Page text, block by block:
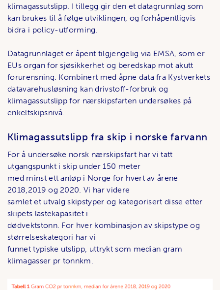
klimagassutslipp. I tillegg gir den et datagrunnlag som
kan brukes til å følge utviklingen, og forhåpentligvis
bidra i policy-utforming.
Datagrunnlaget er åpent tilgjengelig via EMSA, som er
EUs organ for sjøsikkerhet og beredskap mot akutt
forurensning. Kombinert med åpne data fra Kystverkets
datavarehusløsning kan drivstoff-forbruk og
klimagassutslipp for nærskipsfarten undersøkes på
enkeltskipsnivå.
Klimagassutslipp fra skip i norske farvann
For å undersøke norsk nærskipsfart har vi tatt
utgangspunkt i skip under 150 meter
med minst ett anløp i Norge for hvert av årene
2018,2019 og 2020. Vi har videre
samlet et utvalg skipstyper og kategorisert disse etter
skipets lastekapasitet i
dødvektstonn. For hver kombinasjon av skipstype og
størrelseskategori har vi
funnet typiske utslipp, uttrykt som median gram
klimagasser pr tonnkm.